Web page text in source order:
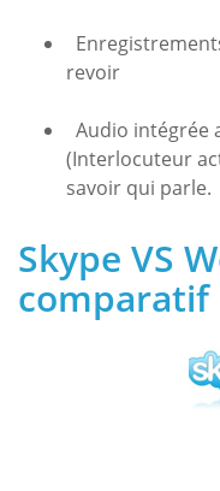
revoir
Audio intégrée
(Interlocuteur
savoir qui parle.
Skype VS
comparatif